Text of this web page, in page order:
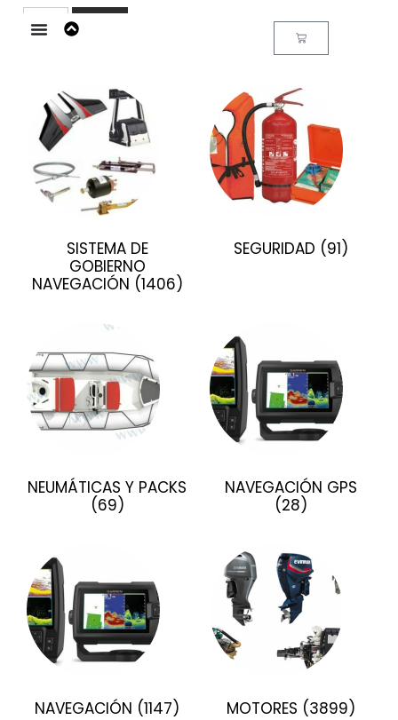
Buscar
SISTEMA DE
GOBIERNO
NAVEGACIÓN (1406)
SEGURIDAD (91)
NEUMÁTICAS Y PACKS
(69)
NAVEGACIÓN GPS
(28)
NAVEGACIÓN (1147) MOTORES (3899)